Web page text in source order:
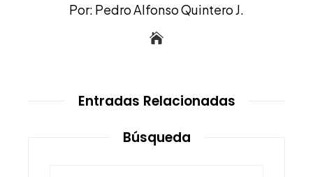
Por: Pedro Alfonso Quintero J.
Entradas Relacionadas
Búsqueda